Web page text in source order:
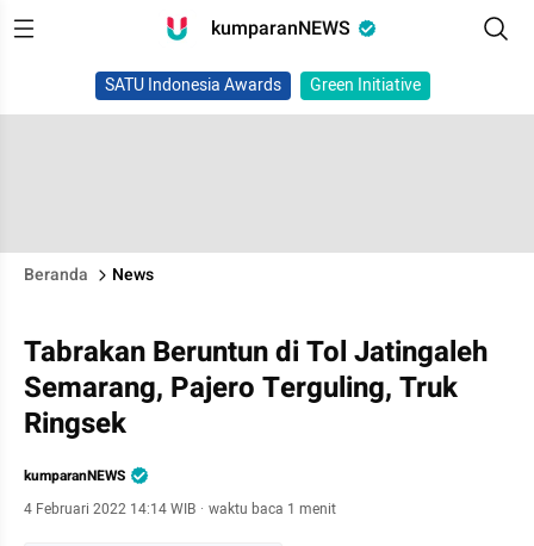
kumparanNEWS
SATU Indonesia Awards Green Initiative
Beranda News
Tabrakan Beruntun di Tol Jatingaleh
Semarang, Pajero Terguling, Truk
Ringsek
kumparanNEWS
4 Februari 2022 14:14 WIB · waktu baca 1 menit